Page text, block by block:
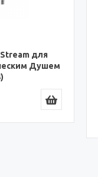
для
Душем